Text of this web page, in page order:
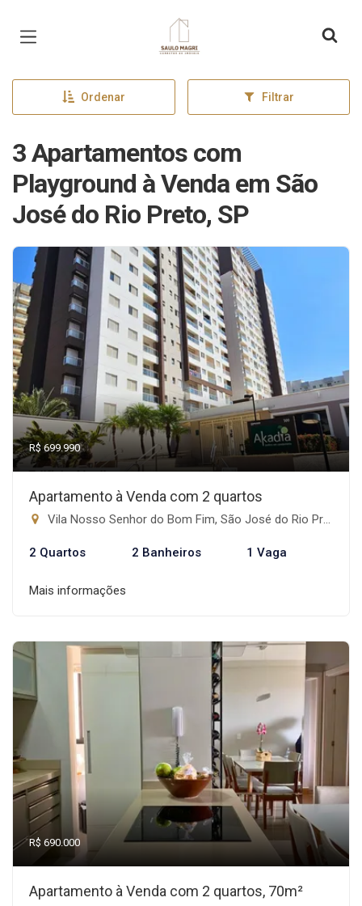
Página inicial
Ordenar Filtrar
3 Apartamentos com
Playground à Venda em São
José do Rio Preto, SP
R$ 699.990
Apartamento à Venda com 2 quartos
Vila Nosso Senhor do Bom Fim, São José do Rio Preto-SP
2 Quartos 2 Banheiros 1 Vaga
Mais informações
R$ 690.000
Apartamento à Venda com 2 quartos, 70m²